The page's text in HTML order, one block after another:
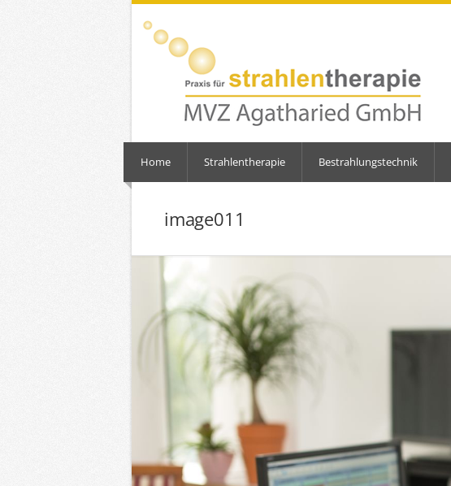
Home Strahlentherapie Bestrahlungstechnik
image011